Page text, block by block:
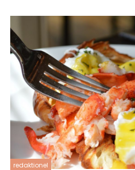
redaktionel